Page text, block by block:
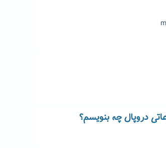
دروپال چه بنویسم؟